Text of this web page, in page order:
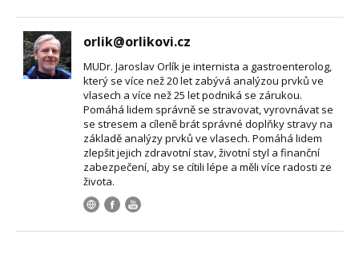
orlik@orlikovi.cz
MUDr. Jaroslav Orlík je internista a gastroenterolog,
který se více než 20 let zabývá analýzou prvků ve
vlasech a více než 25 let podniká se zárukou.
Pomáhá lidem správně se stravovat, vyrovnávat se
se stresem a cíleně brát správné doplňky stravy na
základě analýzy prvků ve vlasech. Pomáhá lidem
zlepšit jejich zdravotní stav, životní styl a finanční
zabezpečení, aby se cítili lépe a měli více radosti ze
života.